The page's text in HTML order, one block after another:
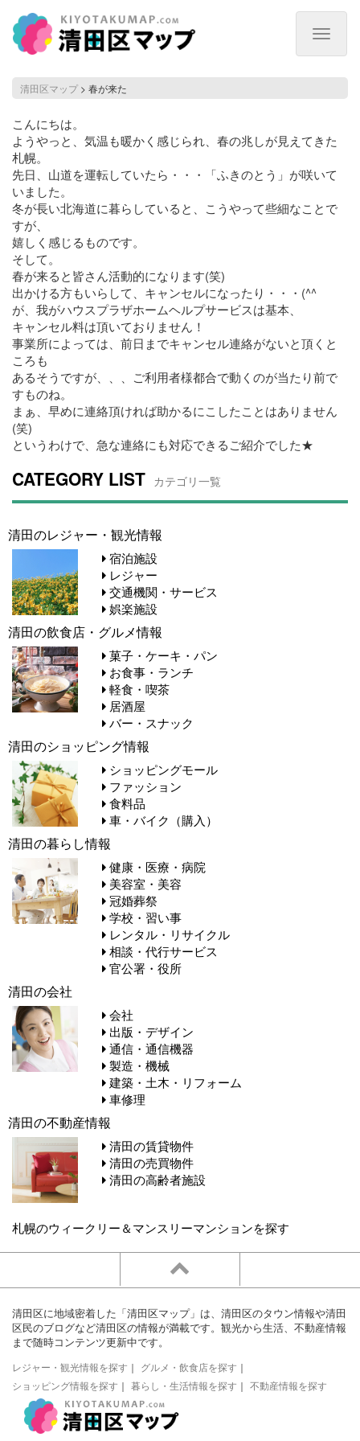
Toggle
春
が
来
た
清田区マップ > 春が来た
こんにちは。
ようやっと、気温も暖かく感じられ、春の兆しが見えてきた
札幌。
先日、山道を運転していたら・・・「ふきのとう」が咲いて
いました。
冬が長い北海道に暮らしていると、こうやって些細なことで
すが、
嬉しく感じるものです。
そして。
春が来ると皆さん活動的になります(笑)
出かける方もいらして、キャンセルになったり・・・(^^ゞ
が、我がハウスプラザホームヘルプサービスは基本、
キャンセル料は頂いておりません！
事業所によっては、前日までキャンセル連絡がないと頂くと
ころも
あるそうですが、、、ご利用者様都合で動くのが当たり前で
すものね。
まぁ、早めに連絡頂ければ助かるにこしたことはありません
(笑)
というわけで、急な連絡にも対応できるご紹介でした★
CATEGORY LIST カテゴリ一覧
清田のレジャー・観光情報
宿泊施設
レジャー
交通機関・サービス
娯楽施設
清田の飲食店・グルメ情報
菓子・ケーキ・パン
お食事・ランチ
軽食・喫茶
居酒屋
バー・スナック
清田のショッピング情報
ショッピングモール
ファッション
食料品
車・バイク（購入）
清田の暮らし情報
健康・医療・病院
美容室・美容
冠婚葬祭
学校・習い事
レンタル・リサイクル
相談・代行サービス
官公署・役所
清田の会社
会社
出版・デザイン
通信・通信機器
製造・機械
建築・土木・リフォーム
車修理
清田の不動産情報
清田の賃貸物件
清田の売買物件
清田の高齢者施設
札幌のウィークリー＆マンスリーマンションを探す
清田区に地域密着した「清田区マップ」は、清田区のタウン情報や清田
区民のブログなど清田区の情報が満載です。観光から生活、不動産情報
まで随時コンテンツ更新中です。
レジャー・観光情報を探す ｜ グルメ・飲食店を探す ｜
ショッピング情報を探す ｜ 暮らし・生活情報を探す ｜ 不動産情報を探す